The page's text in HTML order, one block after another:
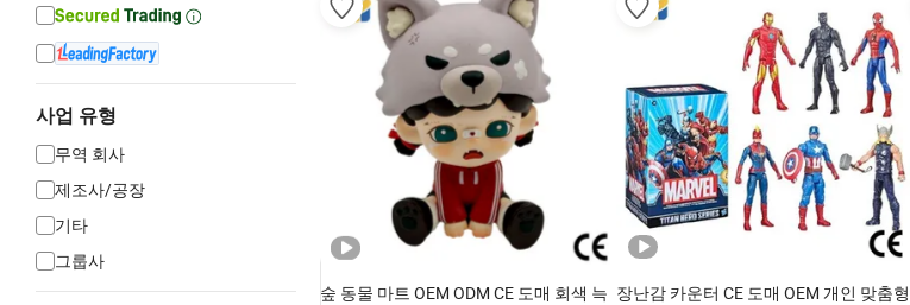
사업 유형
무역 회사
제조사/공장
기타
그룹사
숲 동물 마트 OEM ODM CE 도매 회색 늑 장난감 카운터 CE 도매 OEM 개인 맞춤형